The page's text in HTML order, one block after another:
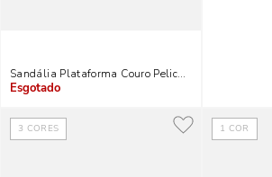
Sandália Plataforma Couro Pelica Soft Marrom Dark
Indisponível
3 CORES 1 COR